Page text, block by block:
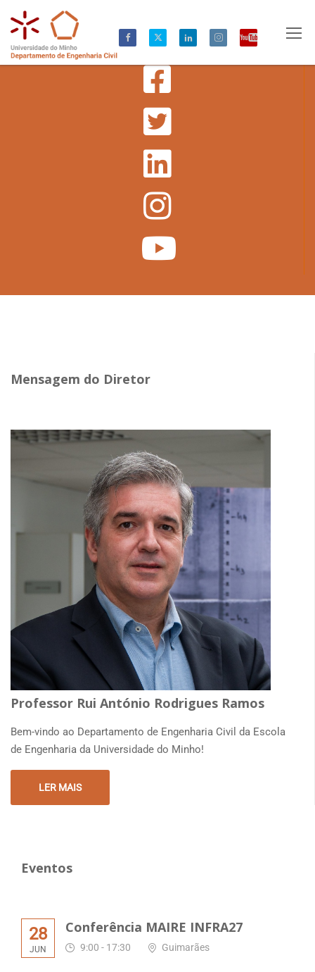
Mensagem do Diretor
Professor Rui António Rodrigues Ramos
Bem-vindo ao Departamento de Engenharia Civil da Escola
de Engenharia da Universidade do Minho!
LER MAIS
Eventos
28
JUN
Conferência MAIRE INFRA27
9:00 - 17:30 Guimarães